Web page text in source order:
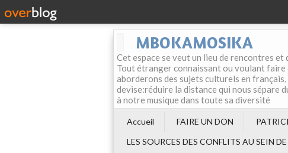
MBOKAMOSIKA
Cet espace se veut un lieu de rencontres
Tout étranger connaissant ou voulant faire
aborderons des sujets culturels en
devise:réduire la distance qui nous sépare
à notre musique dans toute sa diversité
Accueil FAIRE UN DON
LES SOURCES DES CONFLITS AU SEIN